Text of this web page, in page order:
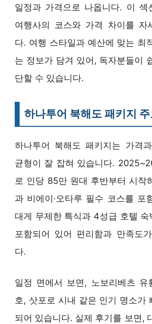
일정과 가격으로 나옵니다. 이 섹
여행사의 코스와 가격 차이를 자
다. 여행 스타일과 예산에 맞는 최
는 정보가 담겨 있어, 독자분들이
단할 수 있습니다.
하나투어 북해도 패키지
하나투어 북해도 패키지는 가격
균형이 잘 잡혀 있습니다.
로 인당 85만 원대 후반부터 시작
과 비에이·오타루 필수 코스를 포
대게 무제한 특식과 4성급 호텔 숙
포함되어 있어 편리함과 만족도
다.
일정 면에서 보면, 노보리베츠 유
호, 삿포로 시내 같은 인기 명소가
되어 있습니다. 실제 후기를 보면,